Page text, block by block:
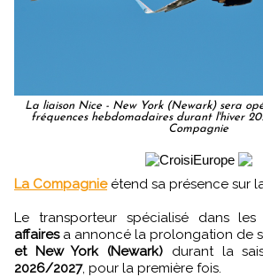
La liaison Nice - New York (Newark) sera
fréquences hebdomadaires durant l'hiver
Compagnie
La Compagnieétend sa présence sur
Le transporteur spécialisé dans
affairesa annoncé la prolongation de
et New York (Newark) durant la
2026/2027, pour la première fois.